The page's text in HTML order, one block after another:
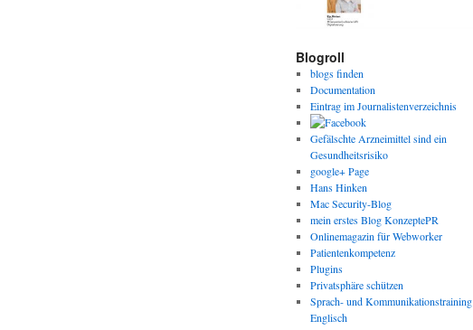
Blogroll
blogs finden
Documentation
Eintrag im Journalistenverzeichnis
Gefälschte Arzneimittel sind ein
Gesundheitsrisiko
google+ Page
Hans Hinken
Mac Security-Blog
mein erstes Blog KonzeptePR
Onlinemagazin für Webworker
Patientenkompetenz
Plugins
Privatsphäre schützen
Sprach- und Kommunikationstraining
Englisch